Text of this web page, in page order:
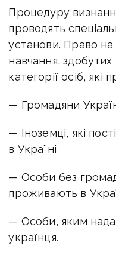
Процедуру
проводять
установи. Право на
навчання,
категорії осіб, які
— Громадяни
— Іноземці, які
в Україні
— Особи без
проживають в
— Особи, яким
українця.